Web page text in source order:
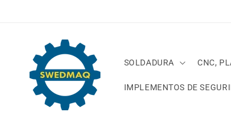
SOLDADURA CNC,
IMPLEMENTOS DE